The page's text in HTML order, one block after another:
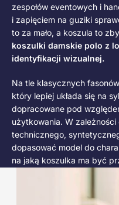
zespołów eventowych i
i zapięciem na guziki
to za mało, a koszula to
koszulki damskie polo z
identyfikacji wizualnej.
Na tle klasycznych
który lepiej układa się na
dopracowane pod
użytkowania. W zależności
technicznego,
dopasować model do
na jaką koszulka ma być